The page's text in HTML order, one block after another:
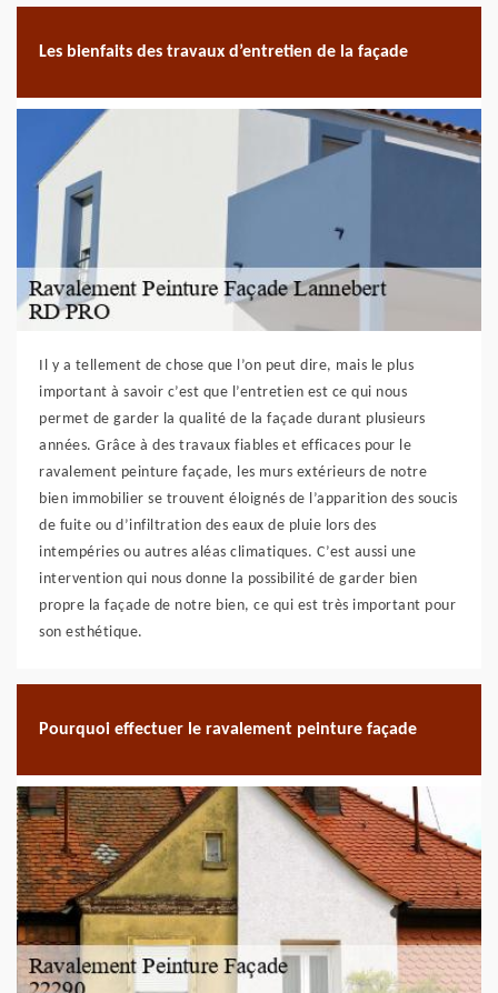
Les bienfaits des travaux d’entretien de la façade
Il y a tellement de chose que l’on peut dire, mais le plus
important à savoir c’est que l’entretien est ce qui nous
permet de garder la qualité de la façade durant plusieurs
années. Grâce à des travaux fiables et efficaces pour le
ravalement peinture façade, les murs extérieurs de notre
bien immobilier se trouvent éloignés de l’apparition des soucis
de fuite ou d’infiltration des eaux de pluie lors des
intempéries ou autres aléas climatiques. C’est aussi une
intervention qui nous donne la possibilité de garder bien
propre la façade de notre bien, ce qui est très important pour
son esthétique.
Pourquoi effectuer le ravalement peinture façade